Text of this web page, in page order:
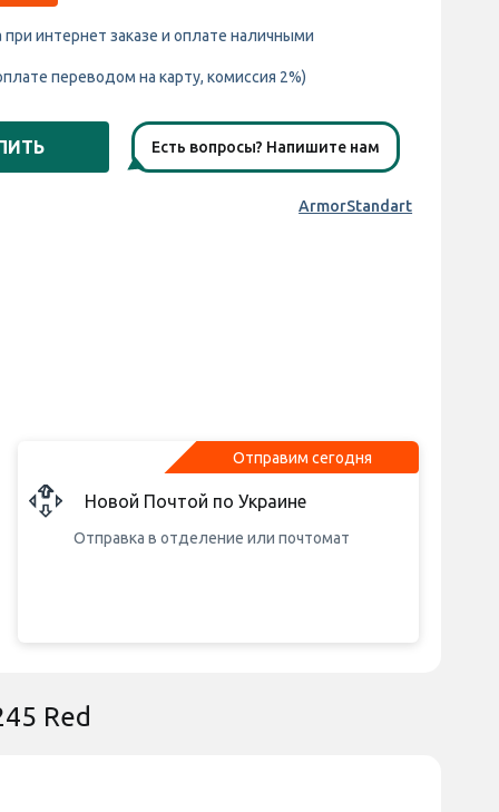
при интернет заказе и оплате наличными
переводом на карту, комиссия 2%)
Есть вопросы? Напишите нам
ArmorStandart
Отправим сегодня
Новой Почтой по Украине
Отправка в отделение или почтомат
Red